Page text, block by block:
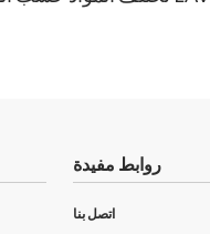
روابط مفيدة
اتصل بنا